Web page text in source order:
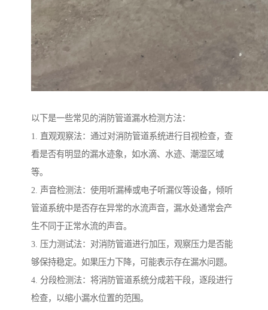
以下是一些常见的消防管道漏水检测方法：
1. 直观观察法：通过对消防管道系统进行目视检查，查
看是否有明显的漏水迹象，如水滴、水迹、潮湿区域
等。
2. 声音检测法：使用听漏棒或电子听漏仪等设备，倾听
管道系统中是否存在异常的水流声音，漏水处通常会产
生不同于正常水流的声音。
3. 压力测试法：对消防管道进行加压，观察压力是否能
够保持稳定。如果压力下降，可能表示存在漏水问题。
4. 分段检测法：将消防管道系统分成若干段，逐段进行
检查，以缩小漏水位置的范围。